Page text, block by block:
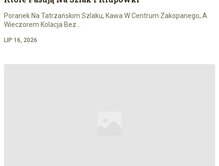
Poranek Na Tatrzańskim Szlaku, Kawa W Centrum Zakopanego, A
Wieczorem Kolacja Bez…
LIP 16, 2026